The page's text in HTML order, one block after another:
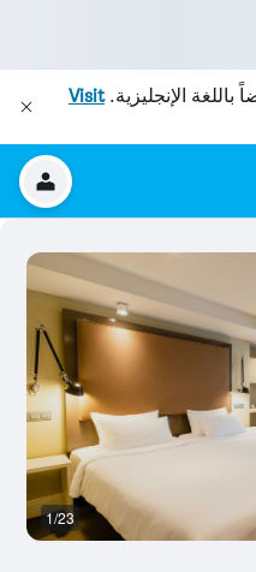
باللغة الإنجليزية.Visit
1/23